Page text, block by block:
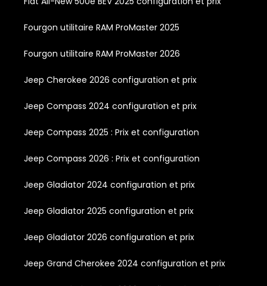
Fourgon utilitaire RAM ProMaster 2025
Fourgon utilitaire RAM ProMaster 2026
Jeep Cherokee 2026 configuration et prix
Jeep Compass 2024 configuration et prix
Jeep Compass 2025 : Prix et configuration
Jeep Compass 2026 : Prix et configuration
Jeep Gladiator 2024 configuration et prix
Jeep Gladiator 2025 configuration et prix
Jeep Gladiator 2026 configuration et prix
Jeep Grand Cherokee 2024 configuration et prix